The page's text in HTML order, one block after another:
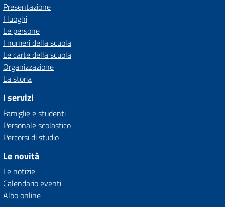
Presentazione
I luoghi
Le persone
I numeri della scuola
Le carte della scuola
Organizzazione
La storia
I servizi
Famiglie e studenti
Personale scolastico
Percorsi di studio
Le novità
Le notizie
Calendario eventi
Albo online